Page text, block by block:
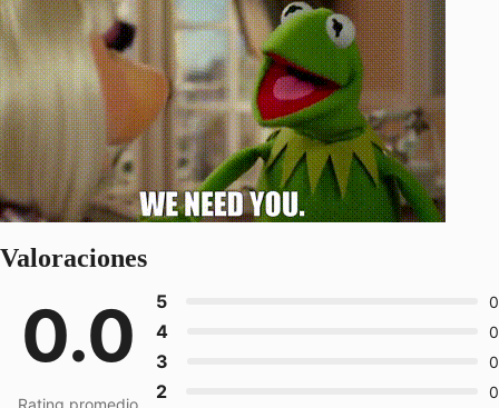
Iluminación avanzada en Unreal
Desarrollo de videojuegos en Unreal con C++
Multiplayer online en Unreal Engine
Inteligencia artificial en Unreal
Nosotros
Carreras
Unreal Game Programmer
Inicia sesión Registrate
Valoraciones
0.0
Rating promedio
5 0
4 0
3 0
2 0